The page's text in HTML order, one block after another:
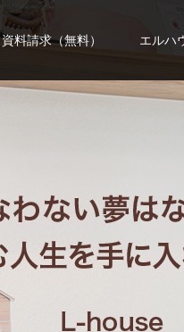
資料請求（無料） エルハ